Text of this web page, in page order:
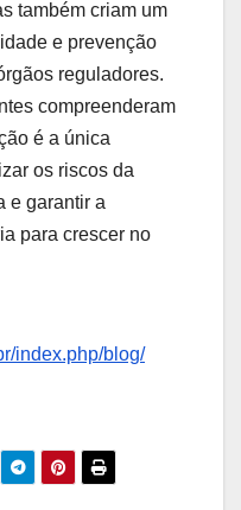
também criam um
e prevenção
reguladores.
compreenderam
é a única
os riscos da
e garantir a
para crescer no
index.php/blog/